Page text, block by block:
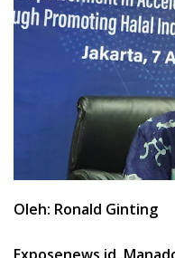
Oleh: Ronald Ginting